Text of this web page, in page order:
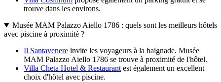
trouve dans les environs.
Musée MAM Palazzo Aiello 1786 : quels sont les meilleurs hôtels
avec piscine à proximité ?
Il Santavenere invite les voyageurs à la baignade. Musée
MAM Palazzo Aiello 1786 se trouve à proximité de l'hôtel.
Villa Cheta Hotel & Restaurant est également un excellent
choix d'hôtel avec piscine.